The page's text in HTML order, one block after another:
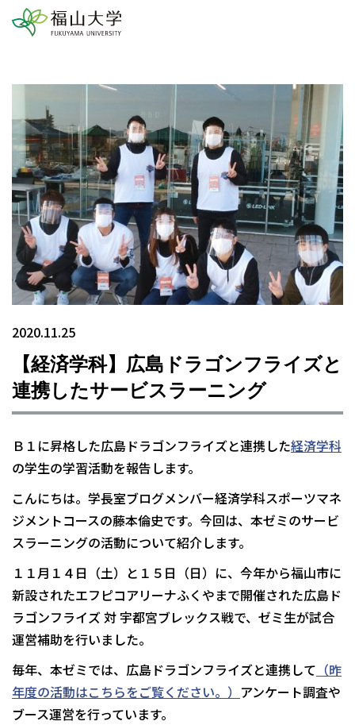
2020.11.25
【経済学科】広島ドラゴンフライズと
連携したサービスラーニング
Ｂ１に昇格した広島ドラゴンフライズと連携した経済学科
の学生の学習活動を報告します。
こんにちは。学長室ブログメンバー経済学科スポーツマネ
ジメントコースの藤本倫史です。今回は、本ゼミのサービ
スラーニングの活動について紹介します。
１１月１４日（土）と１５日（日）に、今年から福山市に
新設されたエフピコアリーナふくやまで開催された広島ド
ラゴンフライズ 対 宇都宮ブレックス戦で、ゼミ生が試合
運営補助を行いました。
毎年、本ゼミでは、広島ドラゴンフライズと連携して （昨
年度の活動はこちらをご覧ください。） アンケート調査や
ブース運営を行っています。